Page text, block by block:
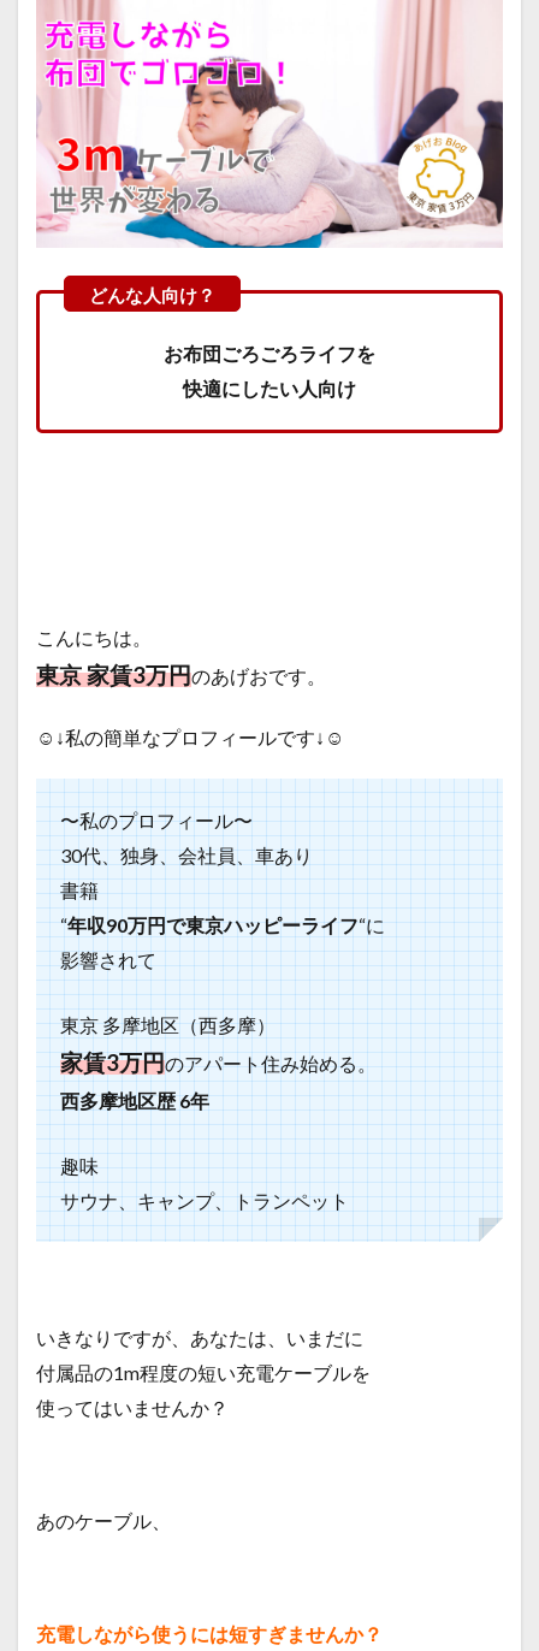
お布団ごろごろライフを
快適にしたい人向け
こんにちは。
東京 家賃3万円のあげおです。
☺️↓私の簡単なプロフィールです↓☺️
〜私のプロフィール〜
30代、独身、会社員、車あり
書籍
“年収90万円で東京ハッピーライフ“に
影響されて
東京 多摩地区（西多摩）
家賃3万円のアパート住み始める。
西多摩地区歴 6年
趣味
サウナ、キャンプ、トランペット
いきなりですが、あなたは、 いまだに
付属品の1m程度の短い充電ケーブルを
使ってはいませんか？
あのケーブル、
充電しながら使うには短すぎませんか？